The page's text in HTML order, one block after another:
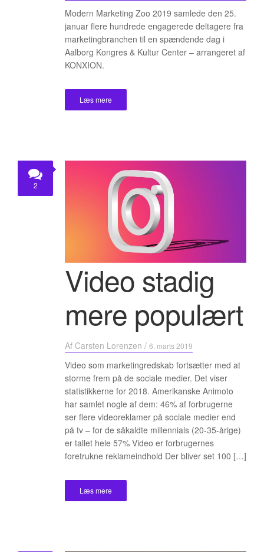
Modern Marketing Zoo 2019 samlede den 25.
januar flere hundrede engagerede deltagere fra
marketingbranchen til en spændende dag i
Aalborg Kongres & Kultur Center – arrangeret af
KONXION.
Læs mere
2
Video stadig
mere populært
Af Carsten Lorenzen / 6. marts 2019
Video som marketingredskab fortsætter med at
storme frem på de sociale medier. Det viser
statistikkerne for 2018. Amerikanske Animoto
har samlet nogle af dem: 46% af forbrugerne
ser flere videoreklamer på sociale medier end
på tv – for de såkaldte millennials (20-35-årige)
er tallet hele 57% Video er forbrugernes
foretrukne reklameindhold Der bliver set 100 […]
Læs mere